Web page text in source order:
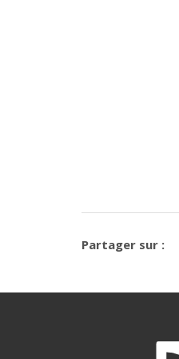
Partager sur :